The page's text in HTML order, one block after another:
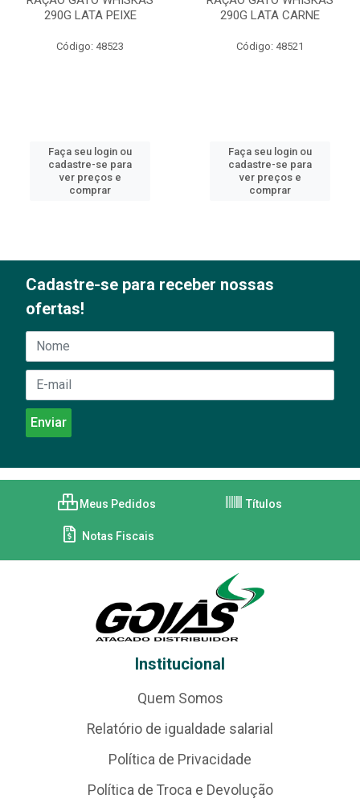
290G LATA PEIXE
Código: 48523
Faça seu login ou
cadastre-se para
ver preços e
comprar
290G LATA CARNE
Código: 48521
Faça seu login ou
cadastre-se para
ver preços e
comprar
Cadastre-se para receber nossas
ofertas!
Meus Pedidos Títulos
Notas Fiscais
Institucional
Quem Somos
Relatório de igualdade salarial
Política de Privacidade
Política de Troca e Devolução